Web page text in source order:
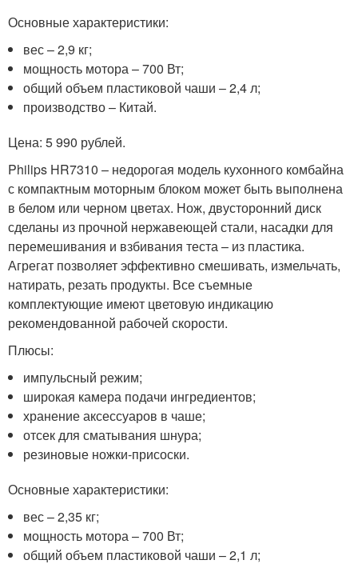
Основные характеристики:
вес – 2,9 кг;
мощность мотора – 700 Вт;
общий объем пластиковой чаши – 2,4 л;
производство – Китай.
Цена: 5 990 рублей.
Philips HR7310 – недорогая модель кухонного комбайна
с компактным моторным блоком может быть выполнена
в белом или черном цветах. Нож, двусторонний диск
сделаны из прочной нержавеющей стали, насадки для
перемешивания и взбивания теста – из пластика.
Агрегат позволяет эффективно смешивать, измельчать,
натирать, резать продукты. Все съемные
комплектующие имеют цветовую индикацию
рекомендованной рабочей скорости.
Плюсы:
импульсный режим;
широкая камера подачи ингредиентов;
хранение аксессуаров в чаше;
отсек для сматывания шнура;
резиновые ножки-присоски.
Основные характеристики:
вес – 2,35 кг;
мощность мотора – 700 Вт;
общий объем пластиковой чаши – 2,1 л;